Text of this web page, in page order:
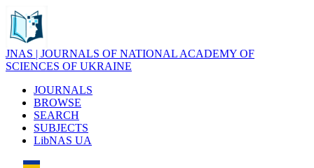
JNAS | JOURNALS OF NATIONAL ACADEMY OF
SCIENCES OF UKRAINE
JOURNALS
BROWSE
SEARCH
SUBJECTS
LibNAS UA